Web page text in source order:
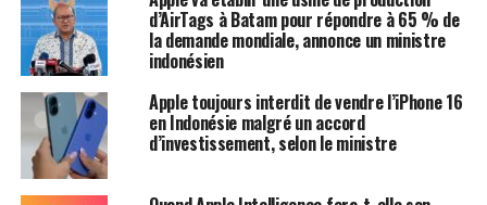
l’échec, ce n’est pas tant les jeux qui ont échoué, mais
plutôt le matériel de‍ Nintendo qui⁢ a plombé les ventes
du Virtual Boy.
Un héritage limité mais prometteur
Le Nintendo Virtual Boy (NVB) n’est⁣ resté sur le marché
​qu’un ‍an avant d’être retiré, avec seulement 22 jeux
d’AirTags à Batam pour répondre à 65 % de
la demande mondiale, annonce un ministre
indonésien
Apple toujours interdit de vendre l’iPhone 16
en Indonésie malgré un accord
d’investissement, selon le ministre